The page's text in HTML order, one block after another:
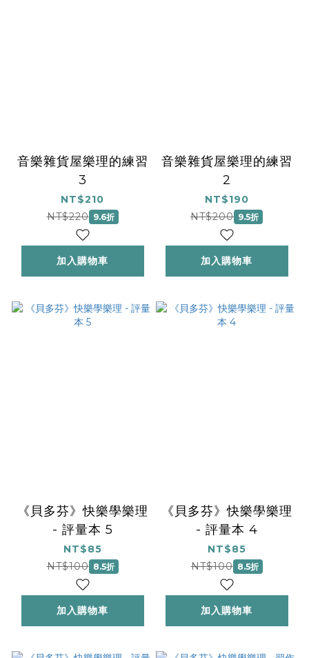
音樂雜貨屋樂理的練習
3
NT$210
NT$220 9.6折
加入購物車
音樂雜貨屋樂理的練習
2
NT$190
NT$200 9.5折
加入購物車
《貝多芬》快樂學樂理
- 評量本 5
NT$85
NT$100 8.5折
加入購物車
《貝多芬》快樂學樂理
- 評量本 4
NT$85
NT$100 8.5折
加入購物車